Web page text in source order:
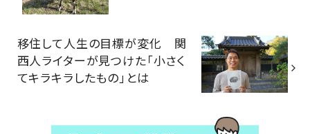
移住して人生の目標が変化 関
西人ライターが見つけた「小さく
てキラキラしたもの」とは